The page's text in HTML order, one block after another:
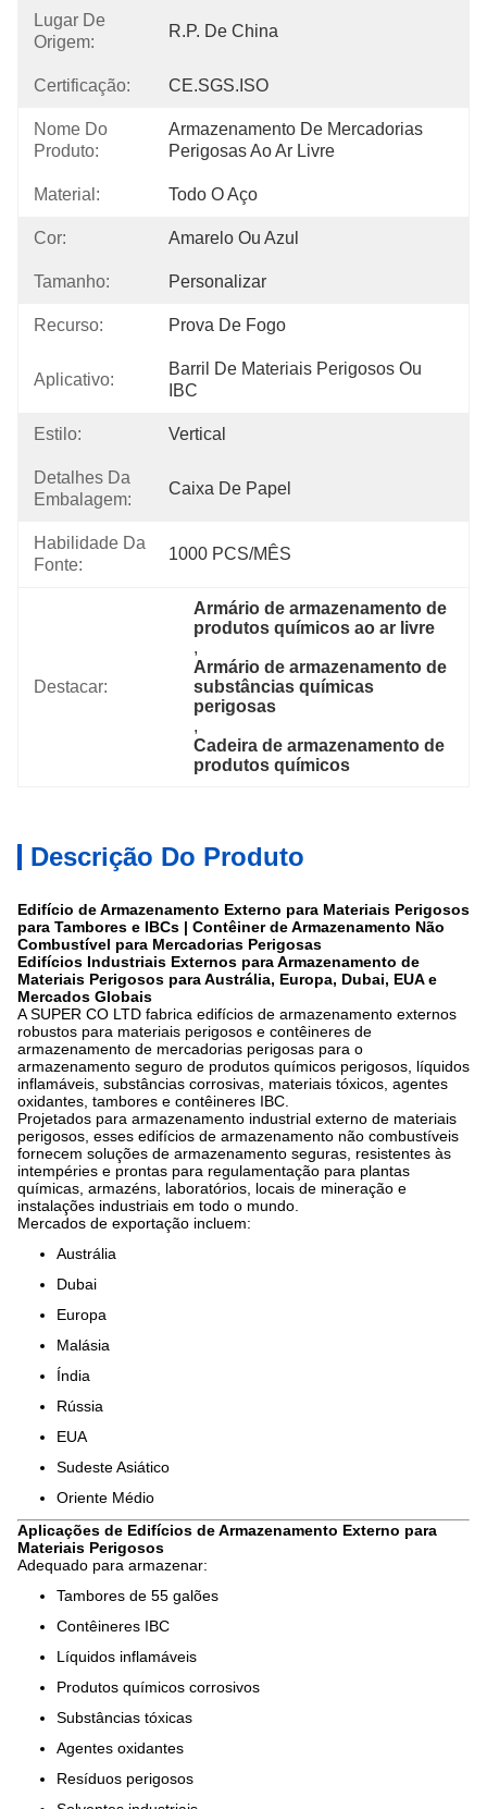
Lugar De
Origem:
R.P. De China
Certificação: CE.SGS.ISO
Nome Do
Produto:
Armazenamento De Mercadorias
Perigosas Ao Ar Livre
Material: Todo O Aço
Cor: Amarelo Ou Azul
Tamanho: Personalizar
Recurso: Prova De Fogo
Aplicativo:
Barril De Materiais Perigosos Ou
IBC
Estilo: Vertical
Detalhes Da
Embalagem:
Caixa De Papel
Habilidade Da
Fonte:
1000 PCS/MÊS
Destacar:
Armário de armazenamento de
produtos químicos ao ar livre
,
Armário de armazenamento de
substâncias químicas
perigosas
,
Cadeira de armazenamento de
produtos químicos
Descrição Do Produto
Edifício de Armazenamento Externo para Materiais Perigosos
para Tambores e IBCs | Contêiner de Armazenamento Não
Combustível para Mercadorias Perigosas
Edifícios Industriais Externos para Armazenamento de
Materiais Perigosos para Austrália, Europa, Dubai, EUA e
Mercados Globais
A SUPER CO LTD fabrica edifícios de armazenamento externos
robustos para materiais perigosos e contêineres de
armazenamento de mercadorias perigosas para o
armazenamento seguro de produtos químicos perigosos, líquidos
inflamáveis, substâncias corrosivas, materiais tóxicos, agentes
oxidantes, tambores e contêineres IBC.
Projetados para armazenamento industrial externo de materiais
perigosos, esses edifícios de armazenamento não combustíveis
fornecem soluções de armazenamento seguras, resistentes às
intempéries e prontas para regulamentação para plantas
químicas, armazéns, laboratórios, locais de mineração e
instalações industriais em todo o mundo.
Mercados de exportação incluem:
Austrália
Dubai
Europa
Malásia
Índia
Rússia
EUA
Sudeste Asiático
Oriente Médio
Aplicações de Edifícios de Armazenamento Externo para
Materiais Perigosos
Adequado para armazenar:
Tambores de 55 galões
Contêineres IBC
Líquidos inflamáveis
Produtos químicos corrosivos
Substâncias tóxicas
Agentes oxidantes
Resíduos perigosos